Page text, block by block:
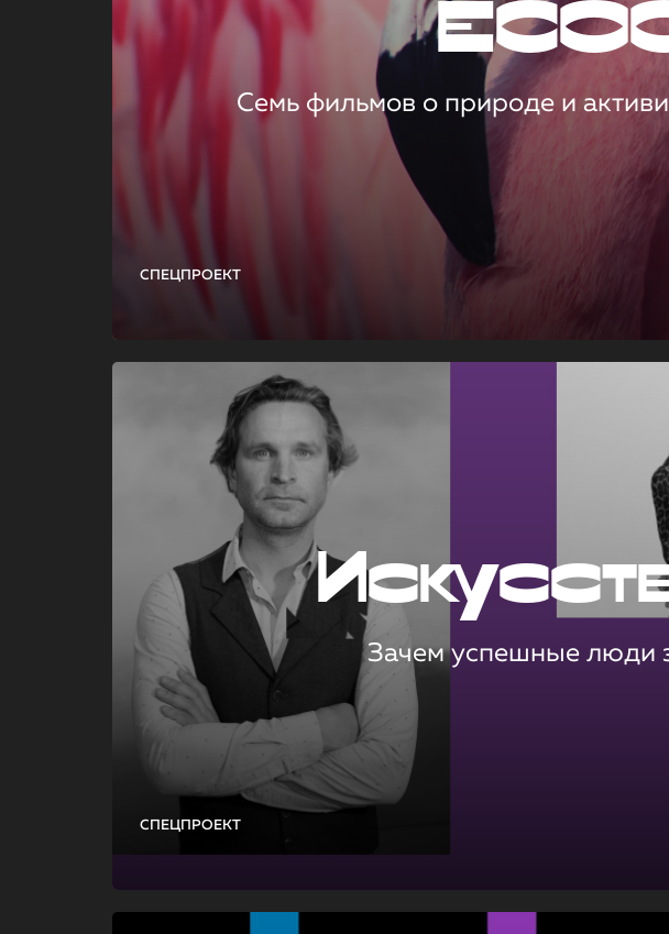
СПЕЦПРОЕКТ
Семь фильмов о природе и
СПЕЦПРОЕКТ
Зачем успешные люди